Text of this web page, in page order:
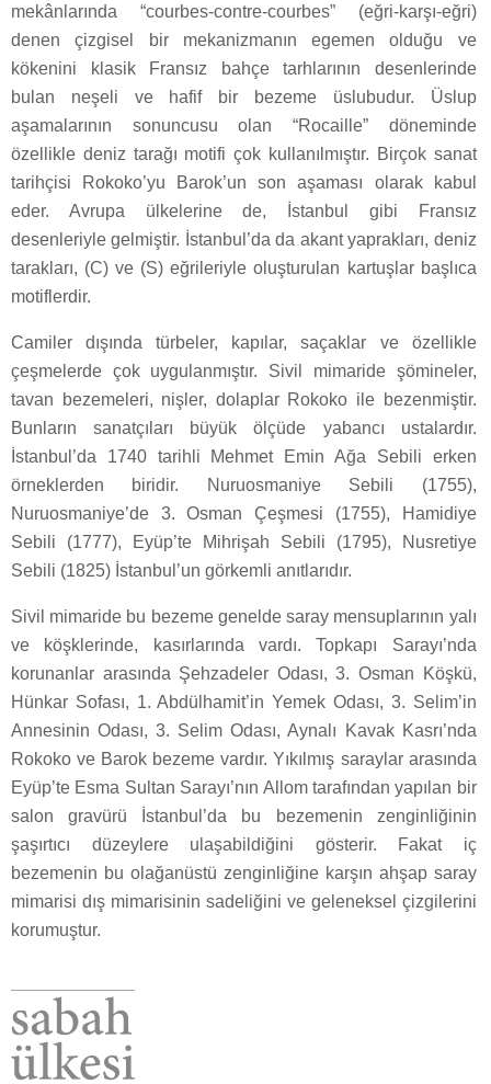
mekânlarında “courbes-contre-courbes” (eğri-karşı-eğri)
denen çizgisel bir mekanizmanın egemen olduğu ve
kökenini klasik Fransız bahçe tarhlarının desenlerinde
bulan neşeli ve hafif bir bezeme üslubudur. Üslup
aşamalarının sonuncusu olan “Rocaille” döneminde
özellikle deniz tarağı motifi çok kullanılmıştır. Birçok sanat
tarihçisi Rokoko’yu Barok’un son aşaması olarak kabul
eder. Avrupa ülkelerine de, İstanbul gibi Fransız
desenleriyle gelmiştir. İstanbul’da da akant yaprakları, deniz
tarakları, (C) ve (S) eğrileriyle oluşturulan kartuşlar başlıca
motiflerdir.
Camiler dışında türbeler, kapılar, saçaklar ve özellikle
çeşmelerde çok uygulanmıştır. Sivil mimaride şömineler,
tavan bezemeleri, nişler, dolaplar Rokoko ile bezenmiştir.
Bunların sanatçıları büyük ölçüde yabancı ustalardır.
İstanbul’da 1740 tarihli Mehmet Emin Ağa Sebili erken
örneklerden biridir. Nuruosmaniye Sebili (1755),
Nuruosmaniye’de 3. Osman Çeşmesi (1755), Hamidiye
Sebili (1777), Eyüp’te Mihrişah Sebili (1795), Nusretiye
Sebili (1825) İstanbul’un görkemli anıtlarıdır.
Sivil mimaride bu bezeme genelde saray mensuplarının yalı
ve köşklerinde, kasırlarında vardı. Topkapı Sarayı’nda
korunanlar arasında Şehzadeler Odası, 3. Osman Köşkü,
Hünkar Sofası, 1. Abdülhamit’in Yemek Odası, 3. Selim’in
Annesinin Odası, 3. Selim Odası, Aynalı Kavak Kasrı’nda
Rokoko ve Barok bezeme vardır. Yıkılmış saraylar arasında
Eyüp’te Esma Sultan Sarayı’nın Allom tarafından yapılan bir
salon gravürü İstanbul’da bu bezemenin zenginliğinin
şaşırtıcı düzeylere ulaşabildiğini gösterir. Fakat iç
bezemenin bu olağanüstü zenginliğine karşın ahşap saray
mimarisi dış mimarisinin sadeliğini ve geleneksel çizgilerini
korumuştur.